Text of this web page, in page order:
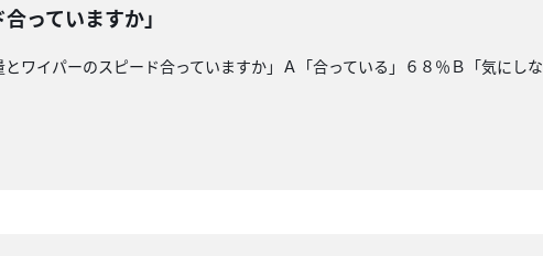
っていますか」
ワイパーのスピード合っていますか」Ａ「合っている」６８％Ｂ「気にし